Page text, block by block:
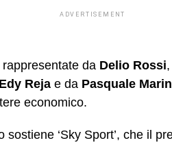
ADVERTISEMENT
da Delio Rossi
Edy Reja e da Pasquale
economico.
sostiene ‘Sky Sport’, che il